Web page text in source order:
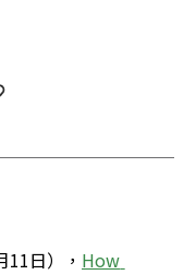
日）， How